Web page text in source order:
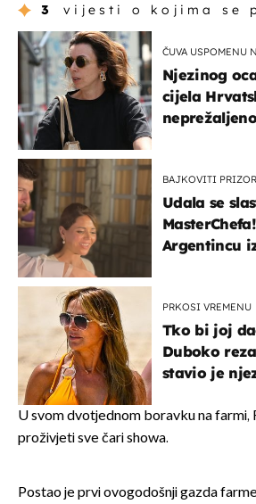
3 vijesti o kojima se
ČUVA USPOMENU
Njezinog
cijela
BAJKOVITI
Udala se
Argentincu
PRKOSI VREMENU
Tko bi joj
Duboko
stavio je
U svom dvotjednom boravku na farmi,
proživjeti sve čari showa.
Postao je prvi ovogodošnji gazda